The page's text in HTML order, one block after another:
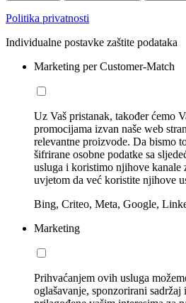
Politika privatnosti
Individualne postavke zaštite podataka
Marketing per Customer-Match
Uz Vaš pristanak, također ćemo
promocijama izvan naše web
relevantne proizvode. Da bismo
šifrirane osobne podatke sa
usluga i koristimo njihove kanale
uvjetom da već koristite njihove
Bing, Criteo, Meta, Google,
Marketing
Prihvaćanjem ovih usluga
oglašavanje, sponzorirani